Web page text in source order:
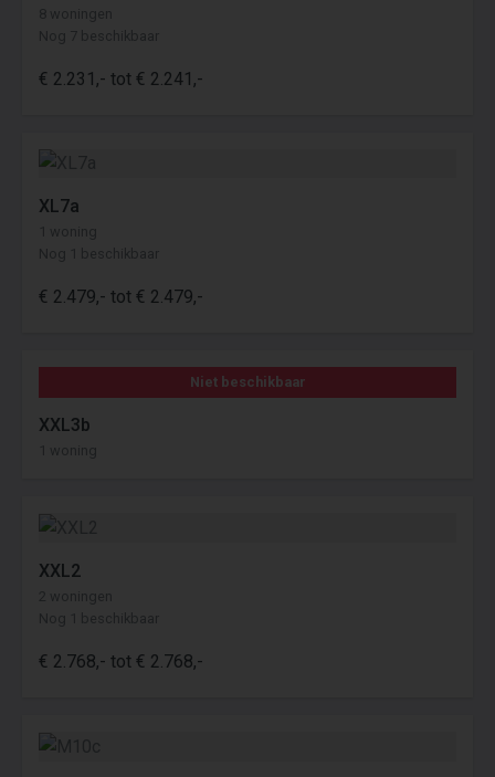
8 woningen
Nog 7 beschikbaar
€ 2.231,- tot € 2.241,-
XL7a
1 woning
Nog 1 beschikbaar
€ 2.479,- tot € 2.479,-
Niet beschikbaar
XXL3b
1 woning
XXL2
2 woningen
Nog 1 beschikbaar
€ 2.768,- tot € 2.768,-